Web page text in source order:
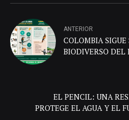
ANTERIOR
COLOMBIA
BIODIVERSO DEL
EL PENCIL: UNA
PROTEGE EL AGUA Y EL